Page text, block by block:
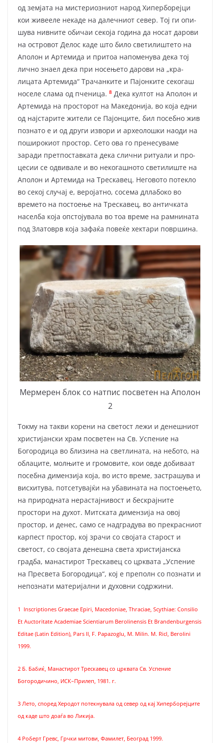
од земјата на мистери­оз­ниот народ Хиперборејци
кои живееле некаде на далечниот север. Тој ги опи­
шу­ва нивните обичаи секоја година да носат дарови
на островот Делос каде што било светилиштето на
Аполон и Артемида и притоа напоменува дека тој
лично знаел дека при носењето дарови на „кра­
лицата Артемида“ Трачанките и Пајон­ките секогаш
носеле слама од пченица. 8 Дека култот на Аполон и
Артемида на просторот на Маке­до­ни­ја, во која едни
од најстарите жители се Пајонците, бил посебно жив
поз­на­то е и од други извори и археолошки наоди на
поширокиот простор. Сето ова го пренесуваме
заради претпоставката дека слични ритуали и про­
цесии се одвивале и во некогашното светилиште на
Аполон и Арте­мида на Трескавец. Неговото потекло
во секој случај е, веројатно, сосема дллабоко во
времето на постоење на Трескавец, во античката
населба која опстојувала во тоа време на рамнината
под Златоврв која зафаќа повеќе хектари површина.
Мермерен блок со натпис посветен на Аполон
2
Токму на такви корени на светост лежи и денешниот
христијански храм посве­тен на Св. Успение на
Богородица во близина на светлината, на небото, на
обла­ците, молњите и громовите, кои овде добиваат
посебна димензија која, во исто време, застра­шува и
висхитува, потсетувајќи на убавината на постоењето,
на природната нерастајнивост и бескрајните
простори на духот. Митската димензија на овој
простор, и денес, само се надградува во прекрасниот
карпест простор, кој зрачи со својата старост и
светост, со својата денешна света христијанска
градба, манастирот Трес­кавец со црквата „Успение
на Пресвета Богородица“, кој е преполн со познати и
непознати материјални и духовни содржини.
1 Inscriptiones Graecae Epiri, Macedoniae, Thraciae, Scythiae: Consilio
Et Auctoritate Academiae Scientiarum Berolinensis Et Brandenburgensis
Editae (Latin Edition), Pars II, F. Papazoglu, M. Milin. М. Ricl, Berolini
1999.
2 Б. Бабиќ, Манастирот Трескавец со црквата Св. Успение
Богородичино, ИСК–Прилеп, 1981. г.
3 Лето, според Херодот потекнувала од север од кај Хиперборејците
од каде што доаѓа во Ликија.
4 Роберт Гревс, Грчки митови, Фамилет, Београд 1999.